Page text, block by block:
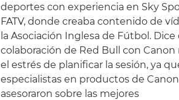
deportes con experiencia en Sky
FATV, donde creaba contenido de
la Asociación Inglesa de Fútbol. Dice
colaboración de Red Bull con Canon
el estrés de planificar la sesión, ya
especialistas en productos de
asesoraron sobre las mejores